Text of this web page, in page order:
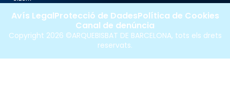
Copyright 2026 ©ARQUEBISBAT DE BARCELONA, tots els drets
reservats.
Avís LegalProtecció de DadesPolítica de Cookies
Canal de denúncia